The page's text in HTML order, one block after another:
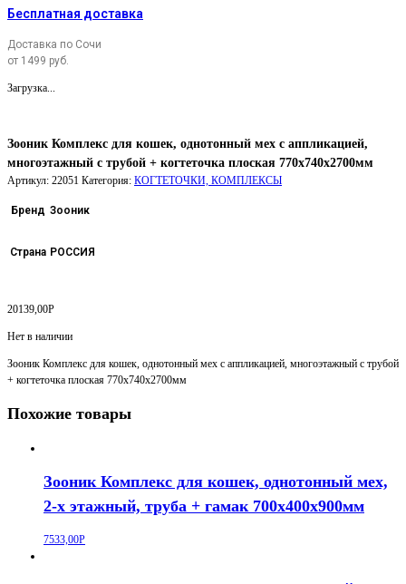
Бесплатная доставка
Доставка по Сочи
от 1499 руб.
Загрузка...
Зооник Комплекс для кошек, однотонный мех с аппликацией,
многоэтажный с трубой + когтеточка плоская 770х740х2700мм
Артикул: 22051 Категория: КОГТЕТОЧКИ, КОМПЛЕКСЫ
Бренд Зооник
Страна РОССИЯ
20139,00Р
Нет в наличии
Зооник Комплекс для кошек, однотонный мех с аппликацией, многоэтажный с трубой
+ когтеточка плоская 770х740х2700мм
Похожие товары
Зооник Комплекс для кошек, однотонный мех,
2-х этажный, труба + гамак 700х400х900мм
7533,00Р